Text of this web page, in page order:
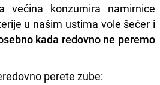
konzumira namirnice
u našim ustima vole šećer i
kada redovno ne peremo
perete zube: